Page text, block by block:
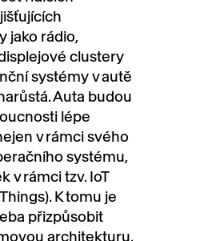
jako rádio,
clustery
systémy v autě
Auta budou
lépe
v rámci svého
systému,
v rámci tzv. IoT
K tomu je
přizpůsobit
architekturu.